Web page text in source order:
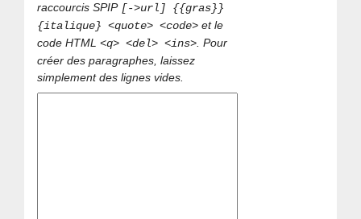
raccourcis SPIP [->url] {{gras}}
{italique} <quote> <code> et le
code HTML<q> <del> <ins>. Pour
créer des paragraphes, laissez
simplement des lignes vides.